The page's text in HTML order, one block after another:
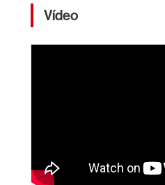
Vídeo